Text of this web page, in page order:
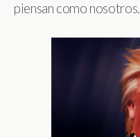
piensan como nosotros.